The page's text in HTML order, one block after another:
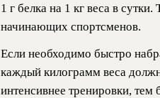
1 г белка на 1 кг веса в
начинающих спортсменов.
Если необходимо быстро
каждый килограмм веса
интенсивнее тренировки, тем